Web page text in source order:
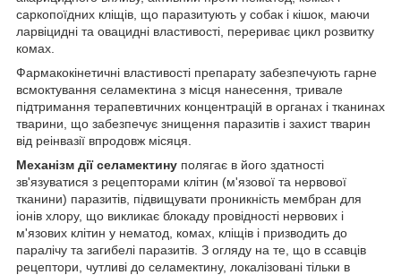
саркопоїдних кліщів, що паразитують у собак і кішок, маючи
ларвіцидні та овацидні властивості, перериває цикл розвитку
комах.
Фармакокінетичні властивості препарату забезпечують гарне
всмоктування селамектина з місця нанесення, тривале
підтримання терапевтичних концентрацій в органах і тканинах
тварини, що забезпечує знищення паразитів і захист тварин
від реінвазії впродовж місяця.
Механізм дії селамектину полягає в його здатності
зв'язуватися з рецепторами клітин (м'язової та нервової
тканини) паразитів, підвищувати проникність мембран для
іонів хлору, що викликає блокаду провідності нервових і
м'язових клітин у нематод, комах, кліщів і призводить до
паралічу та загибелі паразитів. З огляду на те, що в ссавців
рецептори, чутливі до селамектину, локалізовані тільки в